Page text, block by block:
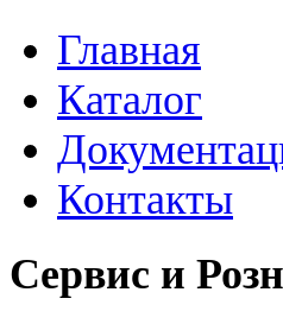
Главная
Каталог
Контакты
Сервис и